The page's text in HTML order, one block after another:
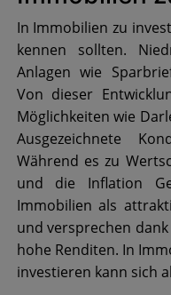
In Immobilien zu
kennen sollten.
Anlagen wie
Von dieser
Möglichkeiten wie
Ausgezeichnete
Während es zu
und die Inflation
Immobilien als
und versprechen
hohe Renditen. In
investieren kann sich